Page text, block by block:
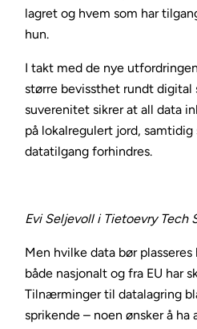
lagret og hvem som har
hun.
I takt med de nye
større bevissthet rundt digital
suverenitet sikrer at all data
på lokalregulert jord,
datatilgang forhindres.
Evi Seljevoll i Tietoevry Tech
Men hvilke data bør
både nasjonalt og fra EU har
Tilnærminger til datalagring
sprikende – noen ønsker å ha